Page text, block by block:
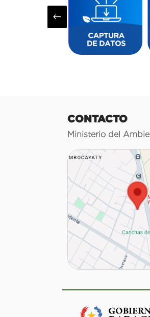
#
CONTACTO
Ministerio del